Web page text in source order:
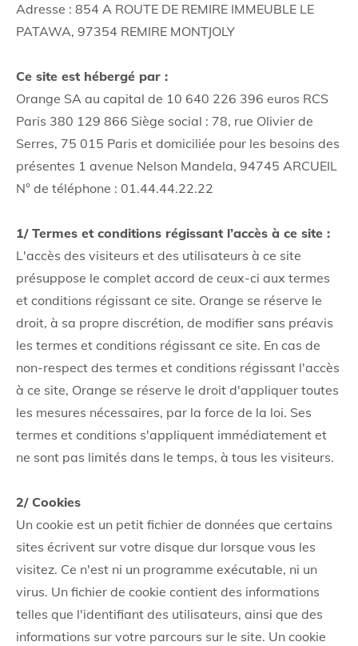
Adresse : 854 A ROUTE DE REMIRE IMMEUBLE LE
PATAWA, 97354 REMIRE MONTJOLY
Ce site est hébergé par :
Orange SA au capital de 10 640 226 396 euros RCS
Paris 380 129 866 Siège social : 78, rue Olivier de
Serres, 75 015 Paris et domiciliée pour les besoins des
présentes 1 avenue Nelson Mandela, 94745 ARCUEIL
N° de téléphone : 01.44.44.22.22
1/ Termes et conditions régissant l’accès à ce site :
L'accès des visiteurs et des utilisateurs à ce site
présuppose le complet accord de ceux-ci aux termes
et conditions régissant ce site. Orange se réserve le
droit, à sa propre discrétion, de modifier sans préavis
les termes et conditions régissant ce site. En cas de
non-respect des termes et conditions régissant l'accès
à ce site, Orange se réserve le droit d'appliquer toutes
les mesures nécessaires, par la force de la loi. Ses
termes et conditions s'appliquent immédiatement et
ne sont pas limités dans le temps, à tous les visiteurs.
2/ Cookies
Un cookie est un petit fichier de données que certains
sites écrivent sur votre disque dur lorsque vous les
visitez. Ce n'est ni un programme exécutable, ni un
virus. Un fichier de cookie contient des informations
telles que l'identifiant des utilisateurs, ainsi que des
informations sur votre parcours sur le site. Un cookie